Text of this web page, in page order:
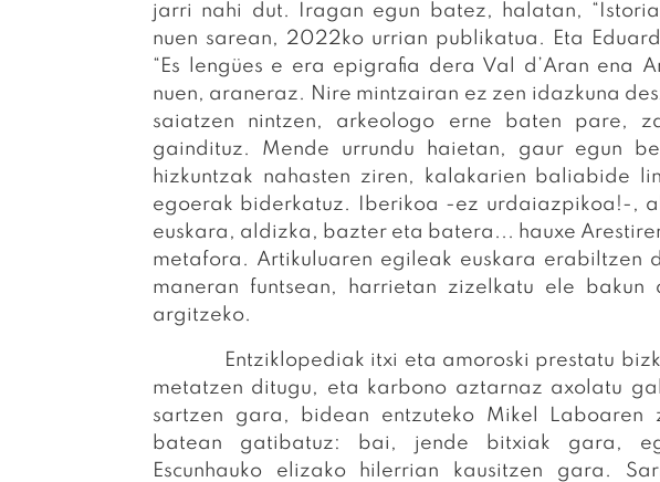
jarri nahi dut. Iragan egun batez, halatan, “Istoria
nuen sarean, 2022ko urrian publikatua. Eta
“Es lengües e era epigrafia dera Val d’Aran ena
nuen, araneraz. Nire mintzairan ez zen idazkuna
saiatzen nintzen, arkeologo erne baten pare,
gaindituz. Mende urrundu haietan, gaur egun
hizkuntzak nahasten ziren, kalakarien baliabide
egoerak biderkatuz. Iberikoa -ez urdaiazpikoa!-,
euskara, aldizka, bazter eta batera... hauxe
metafora. Artikuluaren egileak euskara erabiltzen
maneran funtsean, harrietan zizelkatu ele bakun
argitzeko.
Entziklopediak itxi eta amoroski prestatu
metatzen ditugu, eta karbono aztarnaz axolatu
sartzen gara, bidean entzuteko Mikel Laboaren
batean gatibatuz: bai, jende bitxiak gara,
Escunhauko elizako hilerrian kausitzen gara.